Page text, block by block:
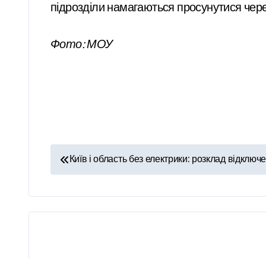
підрозділи намагаються просунутися
Фото: МОУ
Н
а
в
Київ і область без електрики: розклад